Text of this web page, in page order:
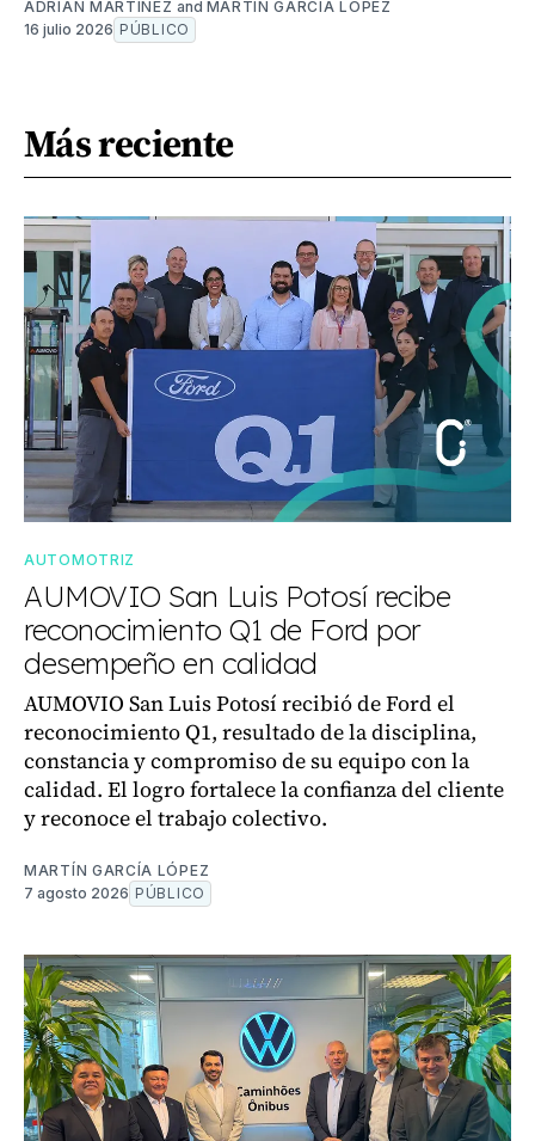
ADRIÁN MARTÍNEZ and MARTÍN GARCÍA LÓPEZ
16 julio 2026 PÚBLICO
Más reciente
AUTOMOTRIZ
AUMOVIO San Luis Potosí recibe
reconocimiento Q1 de Ford por
desempeño en calidad
AUMOVIO San Luis Potosí recibió de Ford el
reconocimiento Q1, resultado de la disciplina,
constancia y compromiso de su equipo con la
calidad. El logro fortalece la confianza del cliente
y reconoce el trabajo colectivo.
MARTÍN GARCÍA LÓPEZ
7 agosto 2026 PÚBLICO